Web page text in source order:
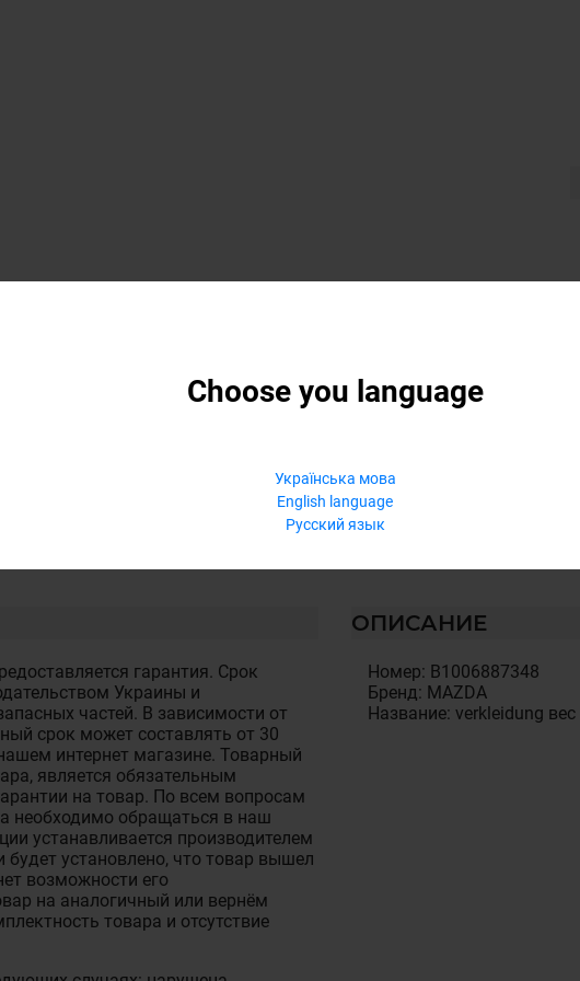
Choose you language
Українська мова
English language
Русский язык
гарантия. Срок
Украины и
частей. В зависимости от
срок может составлять от 30
интернет магазине. Товарный
является обязательным
на товар. По всем вопросам
необходимо обращаться в наш
устанавливается производителем
будет установлено, что товар вышел
возможности его
на аналогичный или вернём
товара и отсутствие
ОПИСАНИЕ
Номер: B1006887348
Бренд: MAZDA
Название: verkleidung вес